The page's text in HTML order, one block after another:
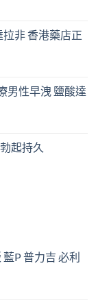
非 香港藥店正
男性早洩 鹽酸達
起持久
P 普力吉 必利